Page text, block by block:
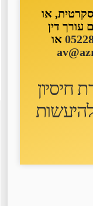
או
עורך דין
או
חיסיון